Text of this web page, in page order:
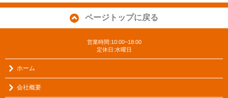
ページトップに戻る
営業時間:10:00~18:00
定休日:水曜日
ホーム
会社概要